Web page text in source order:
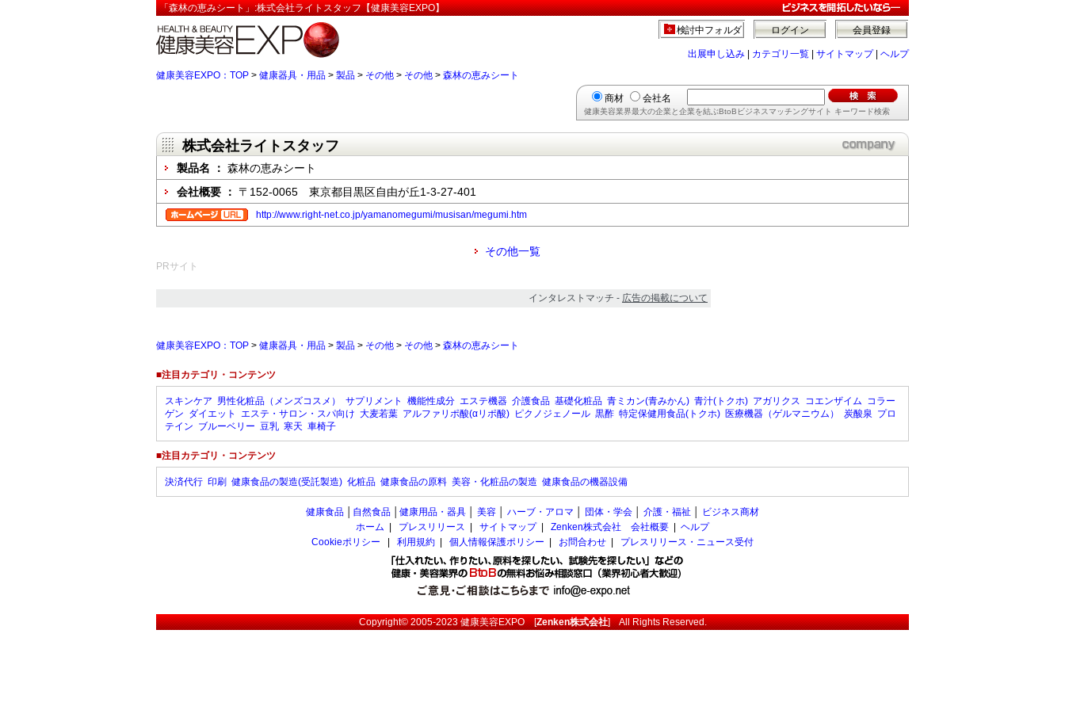
「森林の恵みシート」:株式会社ライトスタッフ【健康美容EXPO】
会員登録
ログイン
検討中フォルダ
出展申し込み カテゴリ一覧 サイトマップ| ヘルプ
健康美容EXPO：TOP > 健康器具・用品 > 製品 > その他 > その他 > 森林の恵みシート
商材 会社名
健康美容業界最大の企業と企業を結ぶBtoBビジネスマッチングサイト キーワード検索
株式会社ライトスタッフ
製品名 ： 森林の恵みシート
会社概要 ： 〒152-0065 東京都目黒区自由が丘1-3-27-401
http://www.right-net.co.jp/yamanomegumi/musisan/megumi.htm
その他一覧
PRサイト
インタレストマッチ - 広告の掲載について
健康美容EXPO：TOP > 健康器具・用品 > 製品 > その他 > その他 > 森林の恵みシート
■注目カテゴリ・コンテンツ
スキンケア 男性化粧品（メンズコスメ） サプリメント 機能性成分 エステ機器 介護食品 基礎化粧品 青ミカン(青みかん) 青汁(トクホ) アガリクス コエンザイム コラー
ゲン ダイエット エステ・サロン・スパ向け 大麦若葉 アルファリポ酸(αリポ酸) ピクノジェノール 黒酢 特定保健用食品(トクホ) 医療機器（ゲルマニウム） 炭酸泉 プロ
テイン ブルーベリー 豆乳 寒天 車椅子
■注目カテゴリ・コンテンツ
決済代行 印刷 健康食品の製造(受託製造) 化粧品 健康食品の原料 美容・化粧品の製造 健康食品の機器設備
健康食品 自然食品 健康用品・器具 美容 ハーブ・アロマ 団体・学会 介護・福祉
ビジネス商材
ホーム
プレスリリース サイトマップ| Zenken株式会社 会社概要
ヘルプ
Cookieポリシー
利用規約 個人情報保護ポリシー お問合わせ プレスリリース・ニュース受付
Copyright© 2005-2023健康美容EXPO[Zenken株式会社] All Rights Reserved.